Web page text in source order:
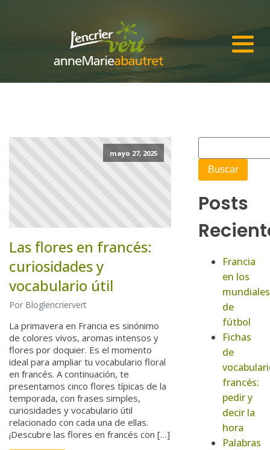
mayo 27, 2025
Las flores en francés:
curiosidades y
vocabulario útil
Por Bloglencriervert
La primavera en Francia es sinónimo
de colores vivos, aromas intensos y
flores por doquier. Es el momento
ideal para ampliar tu vocabulario floral
en francés. A continuación, te
presentamos cinco flores típicas de la
temporada, con frases simples,
curiosidades y vocabulario útil
relacionado con cada una de ellas.
¡Descubre las flores en francés con […]
Posts
Francia
en los
mundiales
de
fútbol
Fichas
de
francés:
pedir y
decir la
hora
Palabras